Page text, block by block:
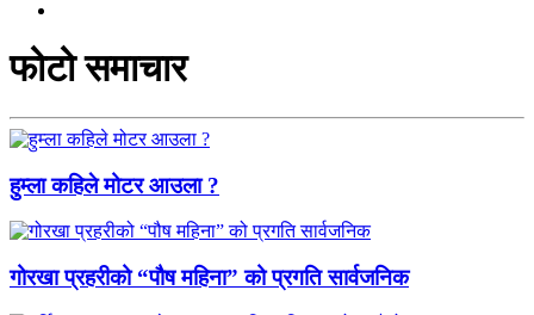
फोटो समाचार
हुम्ला कहिले मोटर आउला ?
गोरखा प्रहरीको “पौष महिना” को प्रगति सार्वजनिक